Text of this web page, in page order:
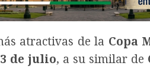
atractivas de la Copa
3 de julio, a su similar de